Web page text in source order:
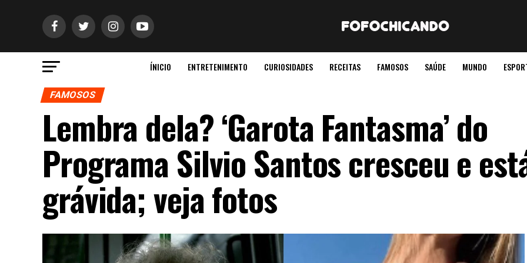
ÍNICIO ENTRETENIMENTO CURIOSIDADES RECEITAS FAMOSOS SAÚDE MUNDO
FAMOSOS
Lembra dela? ‘Garota Fantasma’ do
Programa Silvio Santos cresceu e
grávida; veja fotos